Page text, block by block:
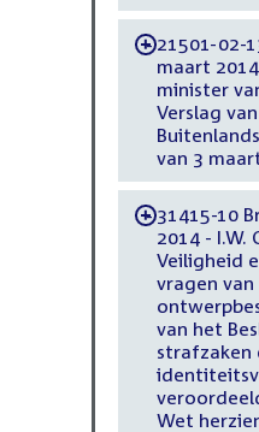
-21501-02-
maart
minister
Verslag
van 3
-31415-10
2014 - I.W.
Veiligheid
vragen
van het
strafzaken
Wet